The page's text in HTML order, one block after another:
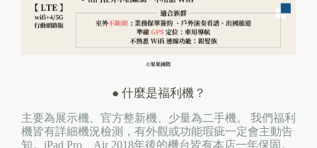
● 什麼是福利機？
主要為展示機、官方整新機、少量為二手機。 我們福利
機皆有詳細機況檢測，有外觀或功能瑕疵一定會主動告
知。iPad Pro、Air 2018年後的機台皆有本店一年保固。